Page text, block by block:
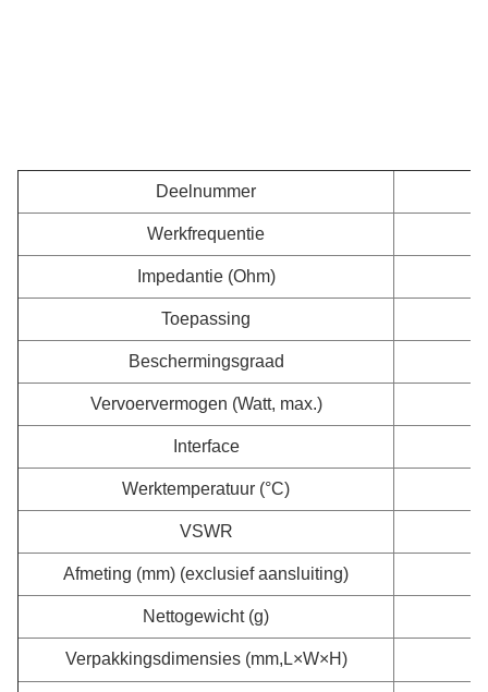
Deelnummer
Werkfrequentie
Impedantie (Ohm)
Toepassing
Beschermingsgraad
Vervoervermogen (Watt, max.)
Interface
Werktemperatuur (°C)
VSWR
Afmeting (mm) (exclusief aansluiting)
Nettogewicht (g)
Verpakkingsdimensies (mm,L×W×H)